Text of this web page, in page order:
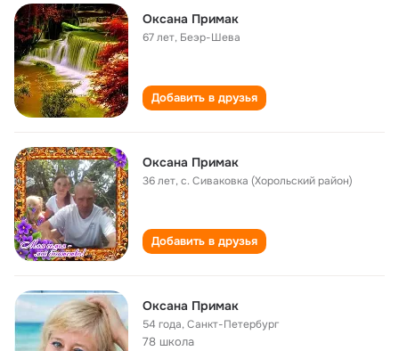
Оксана Примак
67 лет, Беэр-Шева
Добавить в друзья
Оксана Примак
36 лет,с. Сиваковка (Хорольский район)
Добавить в друзья
Оксана Примак
54 года,Санкт-Петербург
78 школа